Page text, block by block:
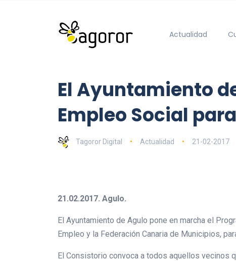
Actualidad
El Ayuntamiento
Empleo Social para
Tagoror Digital Actualidad 21-02-2017
21.02.2017. Agulo.
El Ayuntamiento de Agulo pone en marcha el
Empleo y la Federación Canaria de Municipios,
El Consistorio convoca a todos aquellos vecinos